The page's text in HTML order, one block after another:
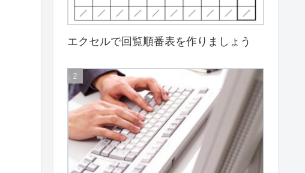
エクセルで回覧順番表を作りましょう